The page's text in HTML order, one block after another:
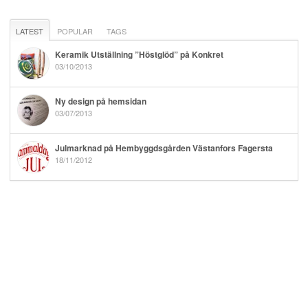
LATEST POPULAR TAGS
Keramik Utställning ”Höstglöd” på Konkret
03/10/2013
Ny design på hemsidan
03/07/2013
Julmarknad på Hembyggdsgården Västanfors Fagersta
18/11/2012